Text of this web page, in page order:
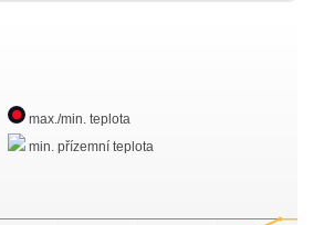
max./min. teplota
min. přízemní teplota